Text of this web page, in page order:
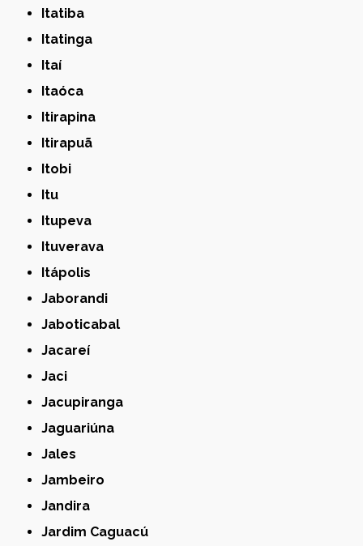
Itatiba
Itatinga
Itaí
Itaóca
Itirapina
Itirapuã
Itobi
Itu
Itupeva
Ituverava
Itápolis
Jaborandi
Jaboticabal
Jacareí
Jaci
Jacupiranga
Jaguariúna
Jales
Jambeiro
Jandira
Jardim Caguacú